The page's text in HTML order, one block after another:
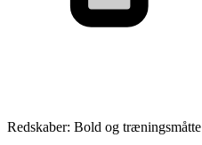
Redskaber: Bold og træningsmåtte